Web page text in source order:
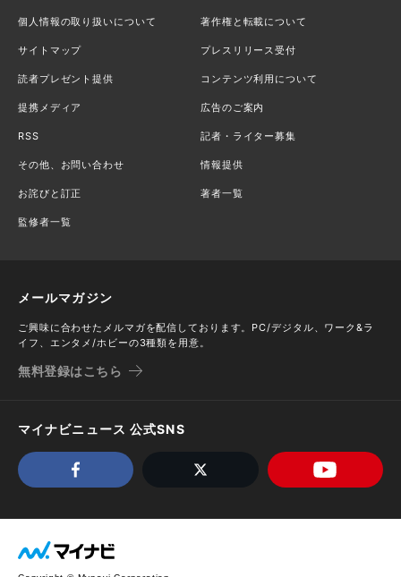
個人情報の取り扱いについて 著作権と転載について
サイトマップ プレスリリース受付
読者プレゼント提供 コンテンツ利用について
提携メディア 広告のご案内
RSS 記者・ライター募集
その他、お問い合わせ 情報提供
お詫びと訂正 著者一覧
監修者一覧
メールマガジン
ご興味に合わせたメルマガを配信しております。PC/デジタル、ワーク&ラ
イフ、エンタメ/ホビーの3種類を用意。
無料登録はこちら
マイナビニュース 公式SNS